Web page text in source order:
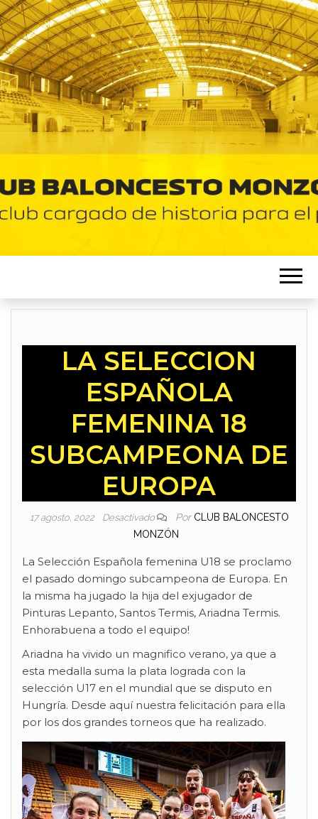
LA SELECCION
ESPAÑOLA
FEMENINA 18
SUBCAMPEONA DE
EUROPA
17 agosto, 2022 Desactivado Por CLUB BALONCESTO
MONZÓN
La Selección Española femenina U18 se proclamo
el pasado domingo subcampeona de Europa. En
la misma ha jugado la hija del exjugador de
Pinturas Lepanto, Santos Termis, Ariadna Termis.
Enhorabuena a todo el equipo!
Ariadna ha vivido un magnifico verano, ya que a
esta medalla suma la plata lograda con la
selección U17 en el mundial que se disputo en
Hungría. Desde aquí nuestra felicitación para ella
por los dos grandes torneos que ha realizado.